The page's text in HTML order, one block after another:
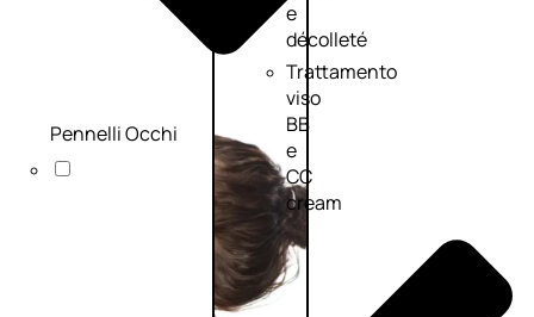
e
décolleté
Trattamento
viso
BB
e
CC
cream
Pennelli Occhi